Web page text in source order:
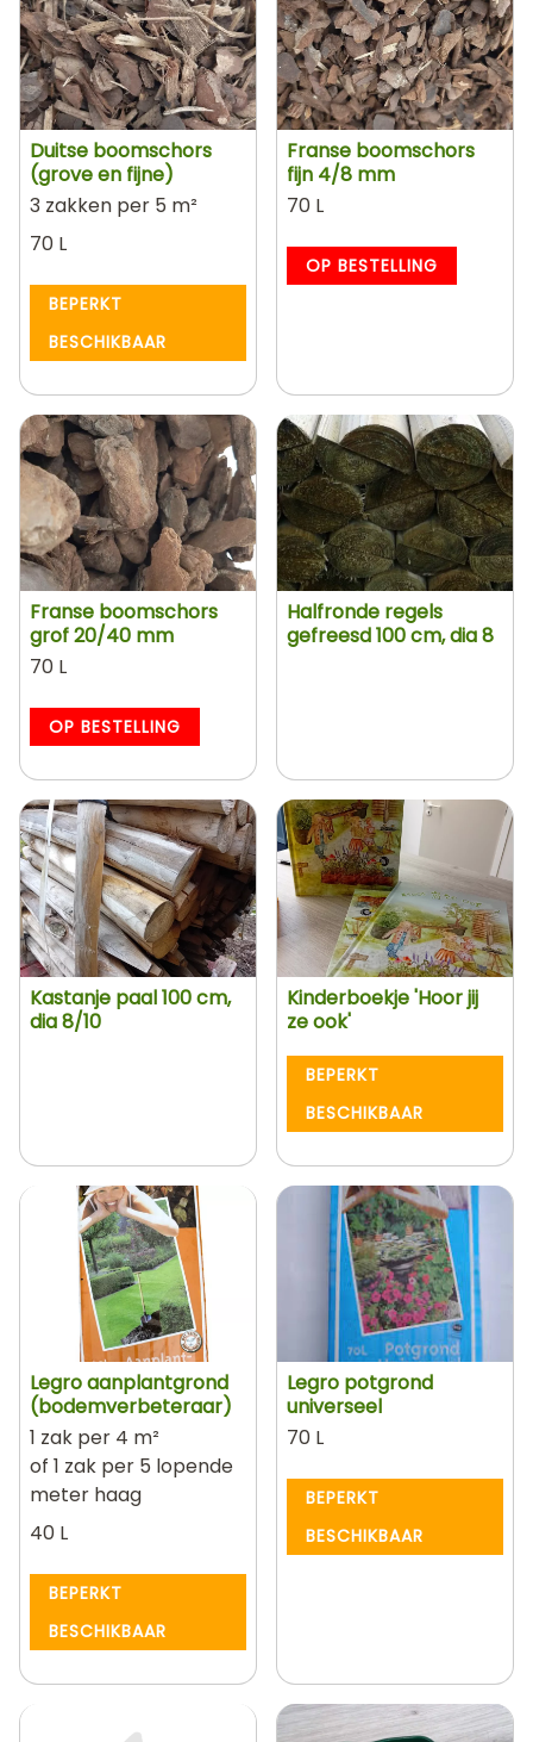
Duitse boomschors
(grove en fijne)
3 zakken per 5 m²
70 L
BEPERKT
BESCHIKBAAR
Franse boomschors
fijn 4/8 mm
70 L
OP BESTELLING
Franse boomschors
grof 20/40 mm
70 L
OP BESTELLING
Halfronde regels
gefreesd 100 cm, dia 8
Kastanje paal 100 cm,
dia 8/10
Kinderboekje 'Hoor jij
ze ook'
BEPERKT
BESCHIKBAAR
Legro aanplantgrond
(bodemverbeteraar)
1 zak per 4 m²
of 1 zak per 5 lopende
meter haag
40 L
BEPERKT
BESCHIKBAAR
Legro potgrond
universeel
70 L
BEPERKT
BESCHIKBAAR